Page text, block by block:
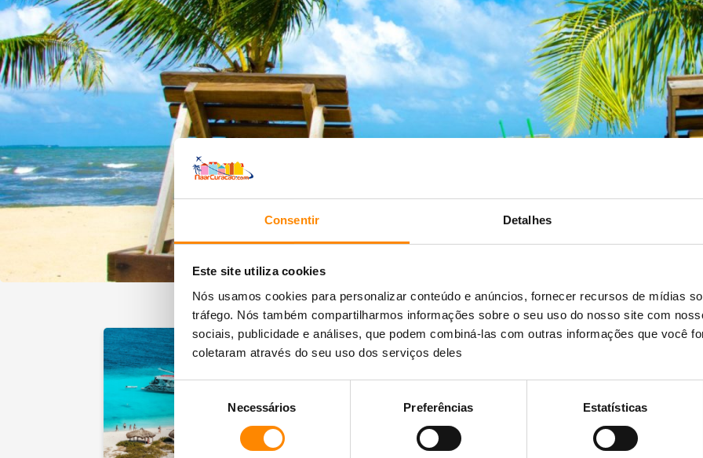
Consentir Detalhes
Este site utiliza cookies
Nós usamos cookies para personalizar conteúdo e anúncios, fornecer recursos de mídias
tráfego. Nós também compartilharmos informações sobre o seu uso do nosso site com
sociais, publicidade e análises, que podem combiná-las com outras informações que você
coletaram através do seu uso dos serviços deles
Seleção
consentimento
Necessários Preferências Estatísticas
As melhores excursões